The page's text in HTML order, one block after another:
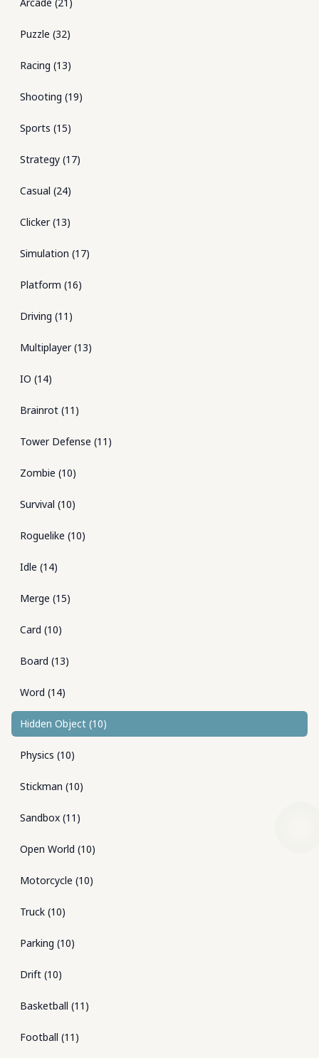
Puzzle (32)
Racing (13)
Shooting (19)
Sports (15)
Strategy (17)
Casual (24)
Clicker(13)
Simulation (17)
Platform (16)
Driving (11 )
Multiplayer(13)
IO (14)
Brainrot (11 )
Tower Defense (11 )
Zombie (10)
Survival (10)
Roguelike (10)
Idle (14)
Merge (15)
Card (10)
Board (13)
Word (14)
Hidden Object (10)
Physics (10)
Stickman (10)
Sandbox (11 )
Open World (10)
Motorcycle (10)
Truck (10)
Parking (10)
Drift (10)
Basketball (11 )
Football (11 )